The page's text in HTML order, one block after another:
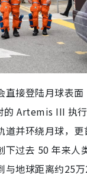
直接登陆月球表
的 Artemis III 执
道并环绕月球，
下过去 50 年来人
与地球距离约25